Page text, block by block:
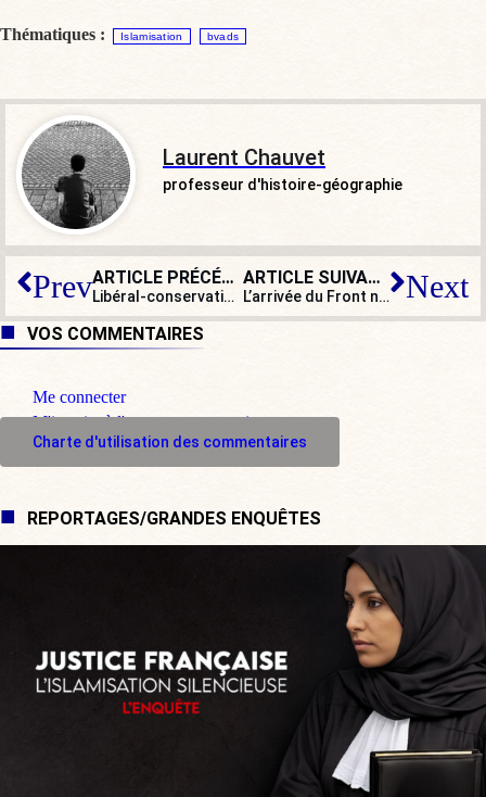
Thématiques : Islamisation bvads
Laurent Chauvet
professeur d'histoire-géographie
Prev ARTICLE PRÉCÉDENT
Libéral-conservatisme ou populisme conservateur ?
ARTICLE SUIVANT
L’arrivée du Front national dans le paysage politique bouscule tout… Next
VOS COMMENTAIRES
Me connecter
M'inscrire à l'espace commentaire
Charte d'utilisation des commentaires
REPORTAGES/GRANDES ENQUÊTES